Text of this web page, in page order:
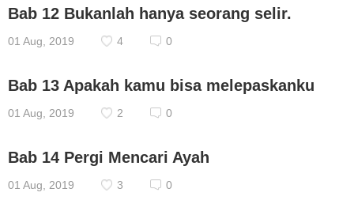
Bab 12 Bukanlah hanya seorang selir.
01 Aug, 2019 4 0
Bab 13 Apakah kamu bisa melepaskanku
01 Aug, 2019 2 0
Bab 14 Pergi Mencari Ayah
01 Aug, 2019 3 0